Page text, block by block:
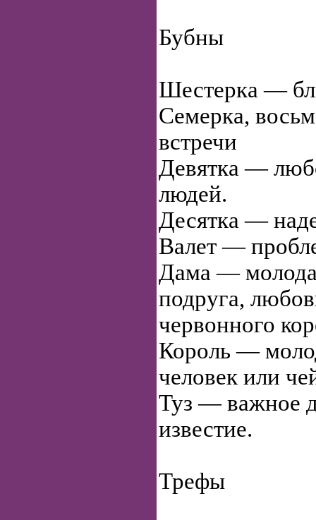
Бубны
Шестерка —
Семерка,
встречи
Девятка —
людей.
Десятка —
Валет —
Дама —
подруга,
червонного
Король —
человек или
Туз — важное
известие.
Трефы